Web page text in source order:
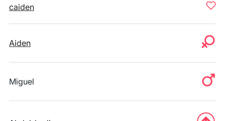
caiden
Aiden
Miguel